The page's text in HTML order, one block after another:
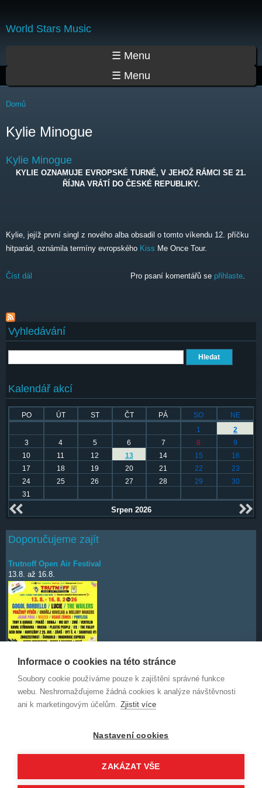
World Stars Music
☰ Menu
☰ Menu
Jste zde
Domů
Kylie Minogue
Kylie Minogue
KYLIE OZNAMUJE EVROPSKÉ TURNÉ, V JEHOŽ RÁMCI SE 21.
ŘÍJNA VRÁTÍ DO ČESKÉ REPUBLIKY.
Kylie, jejíž první singl z nového alba obsadil o tomto víkendu 12. příčku
hitparád, oznámila termíny evropského Kiss Me Once Tour.
Číst dál Pro psaní komentářů se přihlaste.
Vyhledávání
Kalendář akcí
PO ÚT ST ČT PÁ SO
NE
1
2
3
4 5 6 7 8
9
10
11 12 13 14 15
16
17
18 19 20 21 22
23
24
25 26 27 28 29
30
31
Srpen 2026
Doporučujeme zajít
Trutnoff Open Air Festival
13.8. až 16.8.
Deep Purple
7.10.
Informace o cookies na této stránce
Soubory cookie používáme pouze k zajištění správné funkce
webu. Neshromažďujeme žádná cookies k analýze návštěvnosti
ani k marketingovým účelům. Zjistit více
Nastavení cookies
ZAKÁZAT VŠE